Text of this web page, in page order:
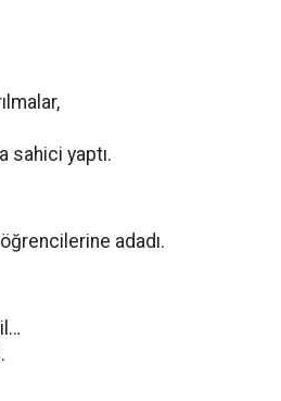
sahici yaptı.
adadı.